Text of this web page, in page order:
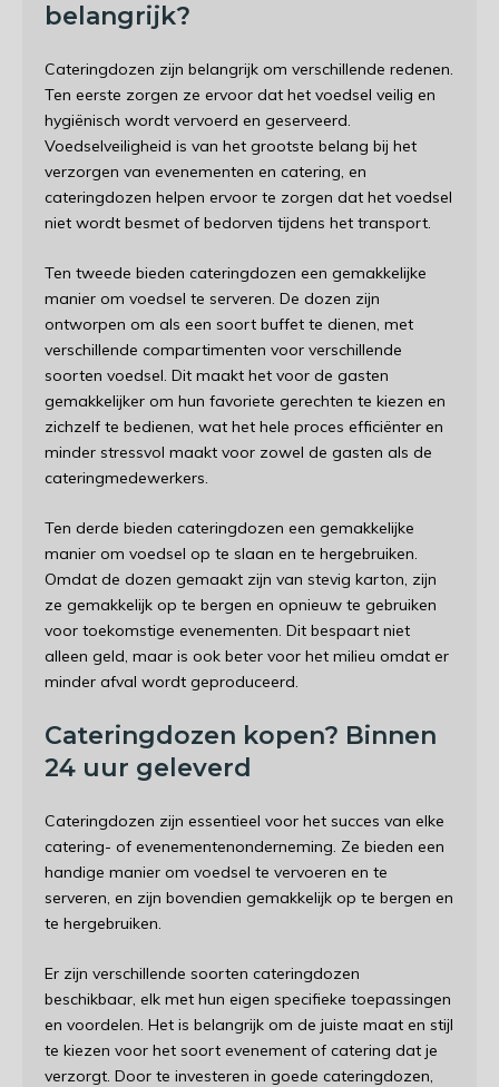
belangrijk?
Cateringdozen zijn belangrijk om verschillende redenen.
Ten eerste zorgen ze ervoor dat het voedsel veilig en
hygiënisch wordt vervoerd en geserveerd.
Voedselveiligheid is van het grootste belang bij het
verzorgen van evenementen en catering, en
cateringdozen helpen ervoor te zorgen dat het voedsel
niet wordt besmet of bedorven tijdens het transport.
Ten tweede bieden cateringdozen een gemakkelijke
manier om voedsel te serveren. De dozen zijn
ontworpen om als een soort buffet te dienen, met
verschillende compartimenten voor verschillende
soorten voedsel. Dit maakt het voor de gasten
gemakkelijker om hun favoriete gerechten te kiezen en
zichzelf te bedienen, wat het hele proces efficiënter en
minder stressvol maakt voor zowel de gasten als de
cateringmedewerkers.
Ten derde bieden cateringdozen een gemakkelijke
manier om voedsel op te slaan en te hergebruiken.
Omdat de dozen gemaakt zijn van stevig karton, zijn
ze gemakkelijk op te bergen en opnieuw te gebruiken
voor toekomstige evenementen. Dit bespaart niet
alleen geld, maar is ook beter voor het milieu omdat er
minder afval wordt geproduceerd.
Cateringdozen kopen? Binnen
24 uur geleverd
Cateringdozen zijn essentieel voor het succes van elke
catering- of evenementenonderneming. Ze bieden een
handige manier om voedsel te vervoeren en te
serveren, en zijn bovendien gemakkelijk op te bergen en
te hergebruiken.
Er zijn verschillende soorten cateringdozen
beschikbaar, elk met hun eigen specifieke toepassingen
en voordelen. Het is belangrijk om de juiste maat en stijl
te kiezen voor het soort evenement of catering dat je
verzorgt. Door te investeren in goede cateringdozen,